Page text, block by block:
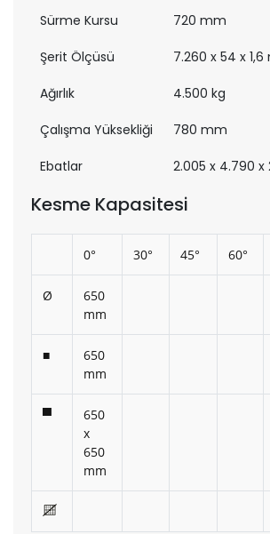
Sürme Kursu 720 mm
Şerit Ölçüsü 7.260 x 54 x
Ağırlık 4.500 kg
Çalışma Yüksekliği 780 mm
Ebatlar 2.005 x 4.790 x
Kesme Kapasitesi
0° 30° 45° 60°
Ø
650
mm
■
650
mm
▀
650
x
650
mm